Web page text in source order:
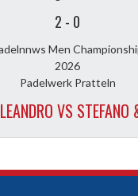
2 - 0
Men
2026
Padelwerk Pratteln
VS STEFANO